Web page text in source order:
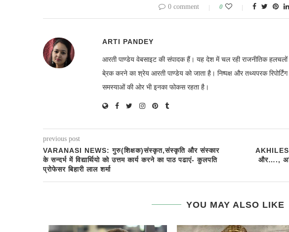
0 comment 0
ARTI PANDEY
आरती पाण्डेय वेबसाइट की संपादक हैं। यह देश में चल रही राजनीतिक
बे्रक करने का श्रेय आरती पाण्डेय को जाता है। निष्पक्ष और तथ्यपरक
समस्याओं की ओर भी इनका फोकस रहता है।
previous post
VARANASI NEWS: गुरु(शिक्षक)संस्कृत,संस्कृति और संस्कार
के सन्दर्भ में विद्यार्थियो को उत्तम कार्य करने का पाठ पढाएं- कुलपति
प्रोफेसर बिहारी लाल शर्मा
और….,
YOU MAY ALSO LIKE